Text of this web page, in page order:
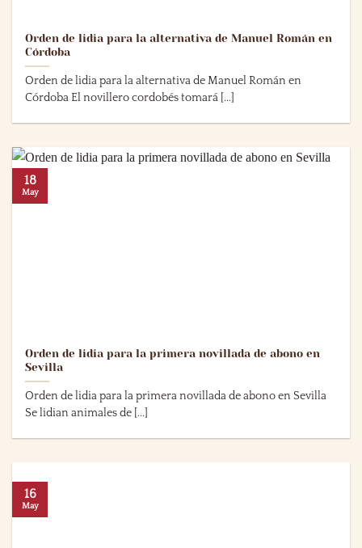
Orden de lidia para la alternativa de Manuel Román en
Córdoba
Orden de lidia para la alternativa de Manuel Román en
Córdoba El novillero cordobés tomará [...]
Orden de lidia para la primera novillada de abono en
Sevilla
Orden de lidia para la primera novillada de abono en Sevilla
Se lidian animales de [...]
18
May
16
May